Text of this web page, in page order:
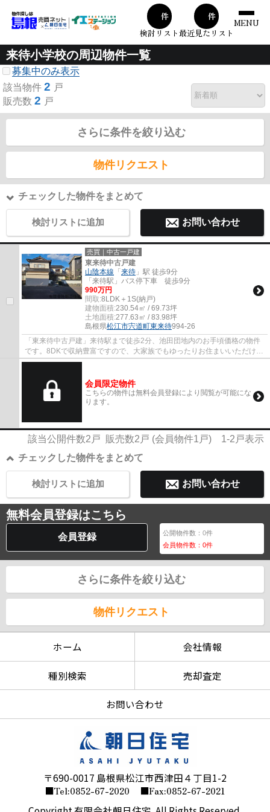
00件
検討リスト
00件
最近見たリスト
MENU
来待小学校の周辺物件一覧
募集中のみ表示
該当物件 2 戸
販売数 2 戸
さらに条件を絞り込む
物件リクエスト
チェックした物件をまとめて
検討リストに追加 お問い合わせ
売買｜中古一戸建
東来待中古戸建
山陰本線 「来待 」駅 徒歩9分
「来待駅」バス停下車 徒歩9分
990万円
間取:8LDK＋1S(納戸)
建物面積:230.54㎡ / 69.73坪
土地面積:277.63㎡ / 83.98坪
島根県松江市宍道町東来待994-26
「東来待中古戸建」来待駅まで徒歩2分、池田団地内のお手頃価格の物件
です。8DKで収納豊富ですので、大家族でもゆったりお住まいいただけま
す。オール電化で室内状態も良好！敷地内駐...
会員限定物件
こちらの物件は無料会員登録により閲覧が可能にな
ります。
該当公開件数2 戸 販売数2 戸 (会員物件1 戸) 1-2 戸表示
チェックした物件をまとめて
お問い合わせ
検討リストに追加
無料会員登録はこちら
会員登録 公開物件数：0件
会員物件数：0件
さらに条件を絞り込む
物件リクエスト
ホーム 会社情報
種別検索 売却査定
お問い合わせ
〒690-0017 島根県松江市西津田４丁目1-2
■Tel:0852-67-2020 ■Fax:0852-67-2021